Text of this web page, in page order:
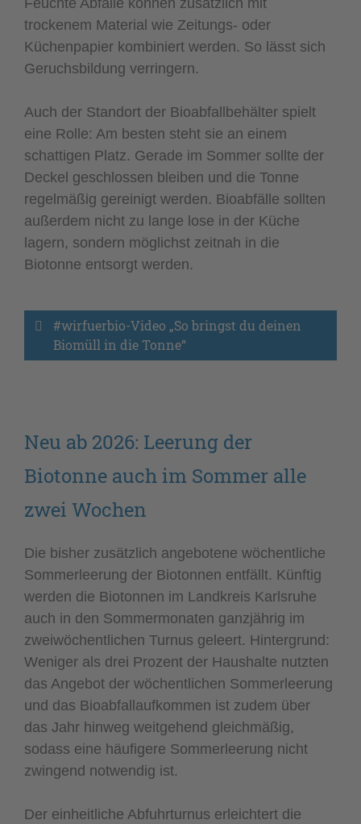
Feuchte Abfälle können zusätzlich mit
trockenem Material wie Zeitungs- oder
Küchenpapier kombiniert werden. So lässt sich
Geruchsbildung verringern.
Auch der Standort der Bioabfallbehälter spielt
eine Rolle: Am besten steht sie an einem
schattigen Platz. Gerade im Sommer sollte der
Deckel geschlossen bleiben und die Tonne
regelmäßig gereinigt werden. Bioabfälle sollten
außerdem nicht zu lange lose in der Küche
lagern, sondern möglichst zeitnah in die
Biotonne entsorgt werden.
#wirfuerbio-Video „So bringst du deinen
Biomüll in die Tonne“
Neu ab 2026: Leerung der
Biotonne auch im Sommer alle
zwei Wochen
Die bisher zusätzlich angebotene wöchentliche
Sommerleerung der Biotonnen entfällt. Künftig
werden die Biotonnen im Landkreis Karlsruhe
auch in den Sommermonaten ganzjährig im
zweiwöchentlichen Turnus geleert. Hintergrund:
Weniger als drei Prozent der Haushalte nutzten
das Angebot der wöchentlichen Sommerleerung
und das Bioabfallaufkommen ist zudem über
das Jahr hinweg weitgehend gleichmäßig,
sodass eine häufigere Sommerleerung nicht
zwingend notwendig ist.
Der einheitliche Abfuhrturnus erleichtert die